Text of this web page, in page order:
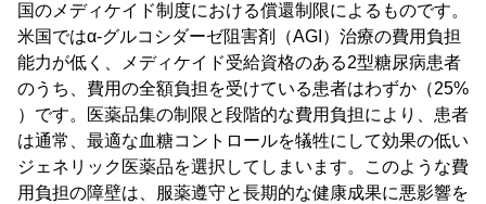
国のメディケイド制度における償還制限によるものです。
米国ではα-グルコシダーゼ阻害剤（AGI）治療の費用負担
能力が低く、メディケイド受給資格のある2型糖尿病患者
のうち、費用の全額負担を受けている患者はわずか（25%
）です。医薬品集の制限と段階的な費用負担により、患者
は通常、最適な血糖コントロールを犠牲にして効果の低い
ジェネリック医薬品を選択してしまいます。このような費
用負担の障壁は、服薬遵守と長期的な健康成果に悪影響を